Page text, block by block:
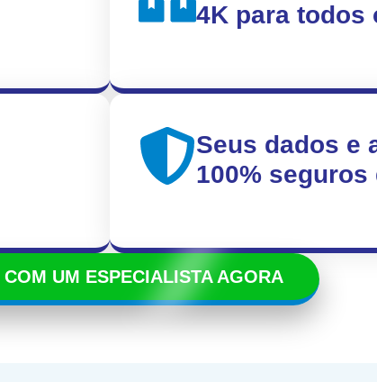
4K para todos
Seus dados e
100%
COM UM ESPECIALISTA AGORA